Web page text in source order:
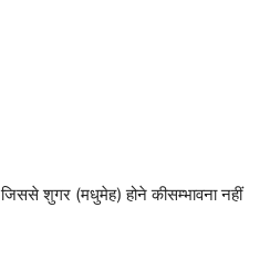
शुगर (मधुमेह) होने कीसम्भावना नहीं